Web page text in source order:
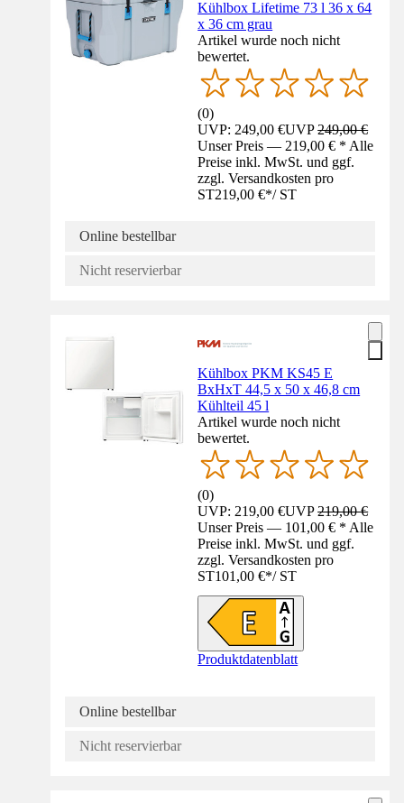
Kühlbox Lifetime 73 l 36 x 64
x 36 cm grau
Artikel wurde noch nicht
bewertet.
(0)
UVP: 249,00 €UVP249,00 €
Unser Preis — 219,00 € * Alle
Preise inkl. MwSt. und ggf.
zzgl. Versandkosten pro
ST219,00 €*/ ST
Online bestellbar
Nicht reservierbar
Kühlbox PKM KS45 E
BxHxT 44,5 x 50 x 46,8 cm
Kühlteil 45 l
Artikel wurde noch nicht
bewertet.
(0)
UVP: 219,00 €UVP219,00 €
Unser Preis — 101,00 € * Alle
Preise inkl. MwSt. und ggf.
zzgl. Versandkosten pro
ST101,00 €*/ ST
Produktdatenblatt
Online bestellbar
Nicht reservierbar